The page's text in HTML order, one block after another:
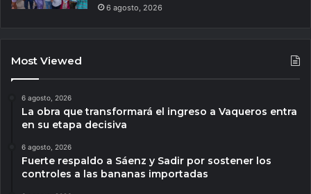
6 agosto, 2026
Most Viewed
6 agosto, 2026
La obra que transformará el ingreso a Vaqueros entra
en su etapa decisiva
6 agosto, 2026
Fuerte respaldo a Sáenz y Sadir por sostener los
controles a las bananas importadas